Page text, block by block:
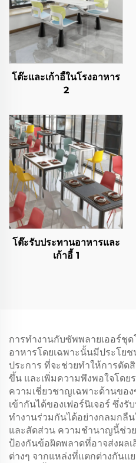
โต๊ะและเก้าอี้ในโรงอาหาร
2
โต๊ะรับประทานอาหารและ
เก้าอี้ 1
การทำงานกับซัพพลายเออร์ชุ
อาหารโดยเฉพาะนั้นมีประโย
ประการ ที่จะช่วยทำให้การตัด
ขึ้น และเพิ่มความพึงพอใจโดย
ความเชี่ยวชาญเฉพาะด้านขอ
เข้ากันได้ของเฟอร์นิเจอร์ ซึ่งรั
ทำงานร่วมกันได้อย่างกลมกลื
และสัดส่วน ความชำนาญนี้ช่ว
ป้องกันข้อผิดพลาดที่อาจส่งผล
ต่างๆ จากแหล่งที่แตกต่างกันแ